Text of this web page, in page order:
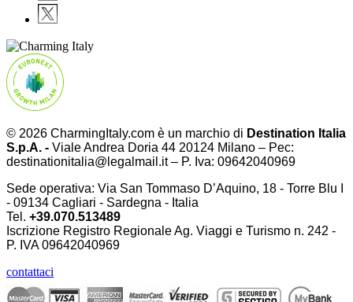
© 2026 CharmingItaly.com è un marchio di Destination Italia
S.p.A. - Viale Andrea Doria 44 20124 Milano – Pec:
destinationitalia@legalmail.it – P. Iva: 09642040969
Sede operativa: Via San Tommaso D’Aquino, 18 - Torre Blu I
- 09134 Cagliari - Sardegna - Italia
Tel. +39.070.513489
Iscrizione Registro Regionale Ag. Viaggi e Turismo n. 242 -
P. IVA09642040969
contattaci